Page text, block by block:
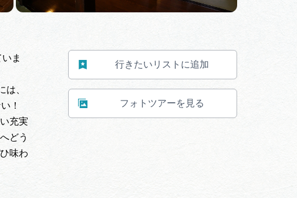
ま
、
！
充実
どう
味わ
行きたいリストに追加
フォトツアーを見る